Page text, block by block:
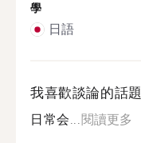
學
日語
我喜歡談論的話題
日常会...閱讀更多